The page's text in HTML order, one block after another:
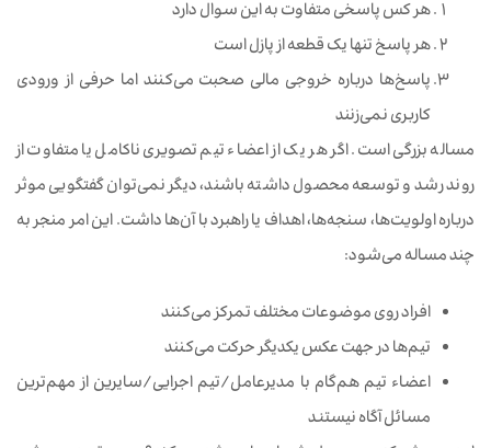
هر کس پاسخی متفاوت به این سوال دارد
هر پاسخ تنها یک قطعه از پازل است
پاسخ‌ها درباره خروجی مالی صحبت می‌کنند اما حرفی از ورودی
کاربری نمی‌زنند
مساله بزرگی است. اگر هر یک از اعضاء تیم تصویری ناکامل یا متفاوت از
روند رشد و توسعه محصول داشته باشند، دیگر نمی‌توان گفتگویی موثر
درباره اولویت‌ها، سنجه‌ها، اهداف یا راهبرد با آن‌ها داشت. این امر منجر به
چند مساله می‌شود:
افراد روی موضوعات مختلف تمرکز می‌کنند
تیم‌ها در جهت عکس یکدیگر حرکت می‌کنند
اعضاء تیم هم‌گام با مدیرعامل/تیم اجرایی/سایرین از مهم‌ترین
مسائل آگاه نیستند